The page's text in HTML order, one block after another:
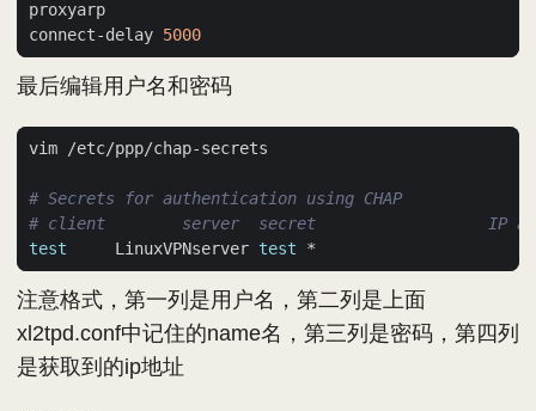
connect-delay 5000
最后编辑用户名和密码
# Secrets for authentication using CHAP
# client        server  secret                  IP
test
     LinuxVPNserver
test
注意格式，第一列是用户名，第二列是上面
xl2tpd.conf中记住的name名，第三列是密码，第四列
是获取到的ip地址